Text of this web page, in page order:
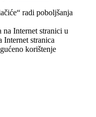
radi poboljšanja
Internet stranici u
Internet stranica
korištenje